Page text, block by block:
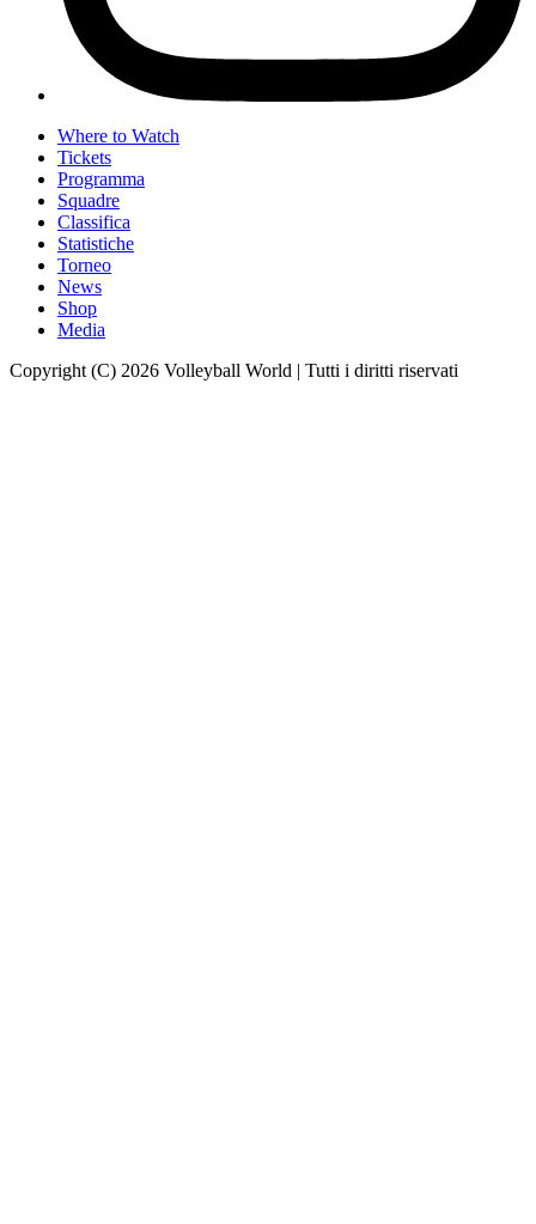
Where to Watch
Tickets
Programma
Squadre
Classifica
Statistiche
Torneo
News
Shop
Media
Copyright (C) 2026 Volleyball World | Tutti i diritti riservati